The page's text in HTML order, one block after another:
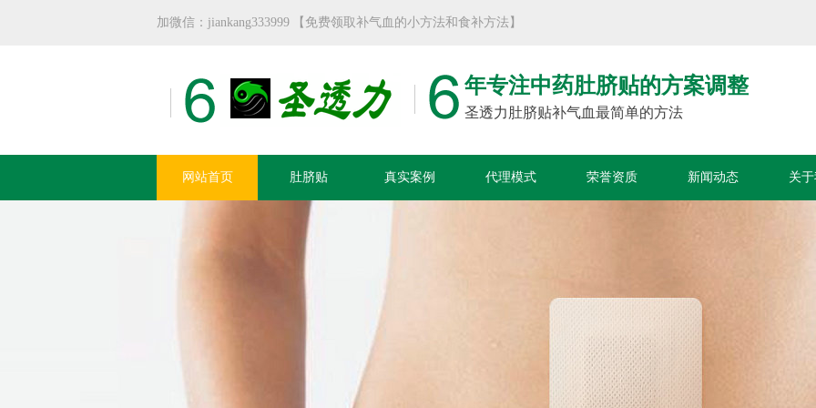
加微信：jiankang333999 【免费领取补气血的小方法和食补方法】
年专注中药肚脐贴的方案调整
圣透力肚脐贴补气血最简单的方法
网站首页 肚脐贴 真实案例 代理模式 荣誉资质 新闻动态 关